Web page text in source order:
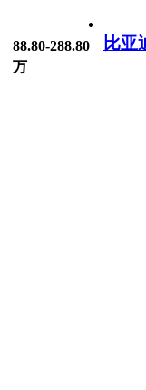
88.80-288.80
万
比亚